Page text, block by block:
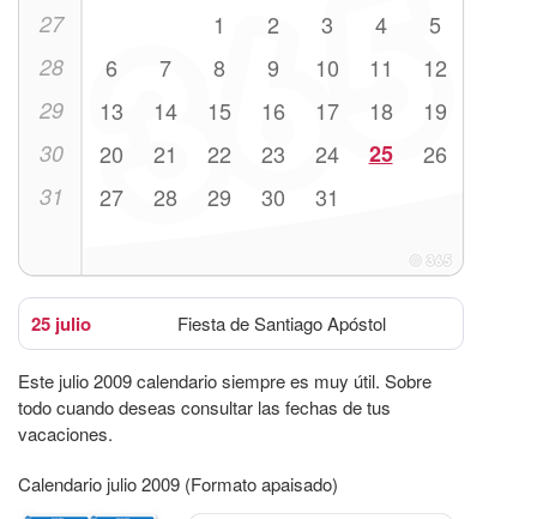
27 1 2 3 4 5
28 6 7 8 9 10 11 12
29 13 14 15 16 17 18 19
30 20 21 22 23 24 25 26
31 27 28 29 30 31
25 julio Fiesta de Santiago Apóstol
Este julio 2009 calendario siempre es muy útil. Sobre
todo cuando deseas consultar las fechas de tus
vacaciones.
Calendario julio 2009 (Formato apaisado)